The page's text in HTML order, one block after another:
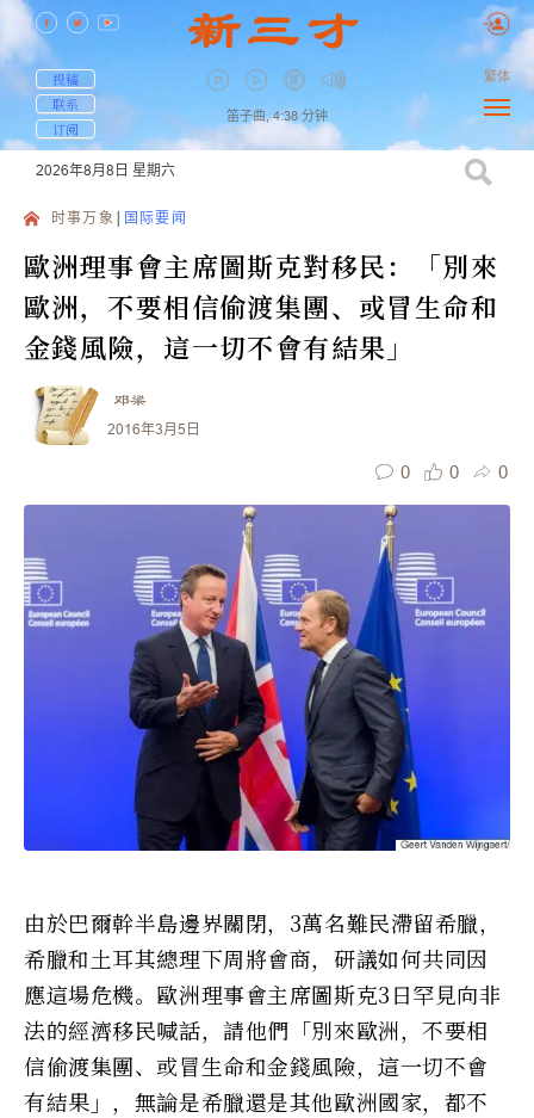
投稿
联系
订阅
笛子曲, 4:38 分钟
繁体
2026年8月8日 星期六
时事万象 国际要闻
歐洲理事會主席圖斯克對移民：「別來
歐洲，不要相信偷渡集團、或冒生命和
金錢風險，這一切不會有結果」
邓梁
2016年3月5日
0 0 0
由於巴爾幹半島邊界關閉，3萬名難民滯留希臘，
希臘和土耳其總理下周將會商，研議如何共同因
應這場危機。歐洲理事會主席圖斯克3日罕見向非
法的經濟移民喊話，請他們「別來歐洲，不要相
信偷渡集團、或冒生命和金錢風險，這一切不會
有結果」，無論是希臘還是其他歐洲國家，都不